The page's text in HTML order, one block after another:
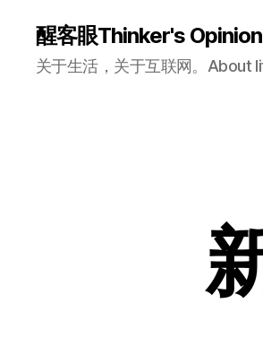
醒客眼Thinker's Opinion
关于生活，关于互联网。About